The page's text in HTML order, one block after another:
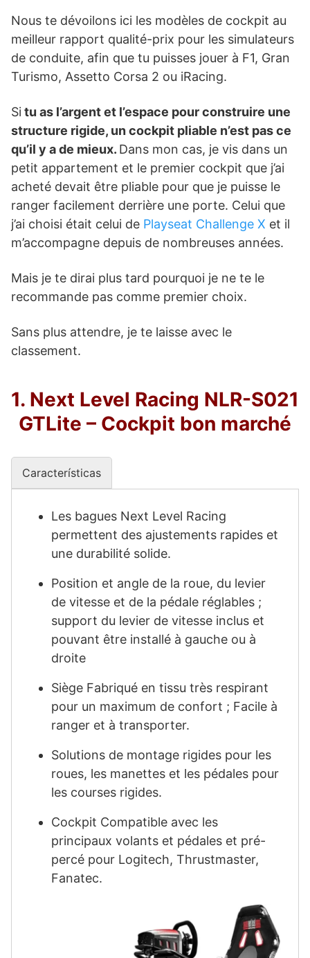
Nous te dévoilons ici les modèles de cockpit au
meilleur rapport qualité-prix pour les simulateurs
de conduite, afin que tu puisses jouer à F1, Gran
Turismo, Assetto Corsa 2 ou iRacing.
Si tu as l’argent et l’espace pour construire une
structure rigide, un cockpit pliable n’est pas ce
qu’il y a de mieux. Dans mon cas, je vis dans un
petit appartement et le premier cockpit que j’ai
acheté devait être pliable pour que je puisse le
ranger facilement derrière une porte. Celui que
j’ai choisi était celui de Playseat Challenge X et il
m’accompagne depuis de nombreuses années.
Mais je te dirai plus tard pourquoi je ne te le
recommande pas comme premier choix.
Sans plus attendre, je te laisse avec le
classement.
1. Next Level Racing NLR-S021
GTLite – Cockpit bon marché
Características
Les bagues Next Level Racing
permettent des ajustements rapides et
une durabilité solide.
Position et angle de la roue, du levier
de vitesse et de la pédale réglables ;
support du levier de vitesse inclus et
pouvant être installé à gauche ou à
droite
Siège Fabriqué en tissu très respirant
pour un maximum de confort ; Facile à
ranger et à transporter.
Solutions de montage rigides pour les
roues, les manettes et les pédales pour
les courses rigides.
Cockpit Compatible avec les
principaux volants et pédales et pré-
percé pour Logitech, Thrustmaster,
Fanatec.